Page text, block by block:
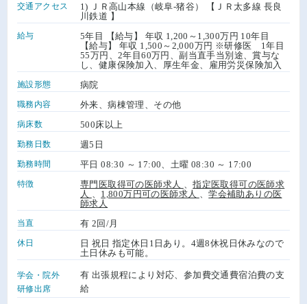
交通アクセス
1) ＪＲ高山本線（岐阜-猪谷） 【ＪＲ太多線 長良
川鉄道 】
給与
5年目 【給与】 年収 1,200～1,300万円 10年目
【給与】 年収 1,500～2,000万円 ※研修医 1年目
55万円、2年目60万円、副当直手当別途、賞与な
し、健康保険加入、厚生年金、雇用労災保険加入
施設形態 病院
職務内容 外来、病棟管理、その他
病床数 500床以上
勤務日数 週5日
勤務時間 平日 08:30 ～ 17:00、土曜 08:30 ～ 17:00
特徴 専門医取得可の医師求人 、指定医取得可の医師求
人
1,800万円可の医師求人 、学会補助ありの医
師求人
当直 有 2回/月
休日
日 祝日 指定休日1日あり。4週8休祝日休みなので
土日休みも可能。
学会・院外
研修出席
有 出張規程により対応、参加費交通費宿泊費の支
給